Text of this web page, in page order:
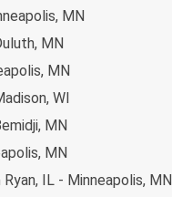
MN
MN
MN
WI
MN
MN
IL - Minneapolis, MN